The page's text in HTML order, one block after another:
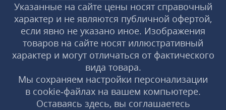
Указанные на сайте цены носят справочный
характер и не являются публичной офертой,
если явно не указано иное. Изображения
товаров на сайте носят иллюстративный
характер и могут отличаться от фактического
вида товара.
Мы сохраняем настройки персонализации
в cookie‑файлах на вашем компьютере.
Оставаясь здесь, вы соглашаетесь